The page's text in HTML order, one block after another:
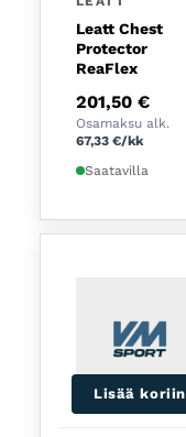
Leatt Chest
Protector
ReaFlex
201,50 €
Osamaksu alk.
67,33 €/kk
Saatavilla
Lisää koriin